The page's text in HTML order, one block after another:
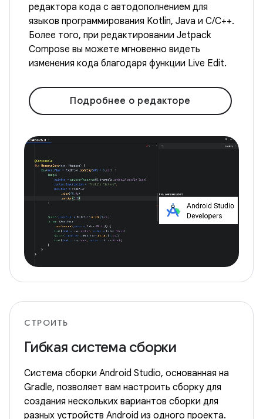
редактора кода с автодополнением для
языков программирования Kotlin, Java и C/C++.
Более того, при редактировании Jetpack
Compose вы можете мгновенно видеть
изменения кода благодаря функции Live Edit.
Подробнее о редакторе
СТРОИТЬ
Гибкая система сборки
Система сборки Android Studio, основанная на
Gradle, позволяет вам настроить сборку для
создания нескольких вариантов сборки для
разных устройств Android из одного проекта.